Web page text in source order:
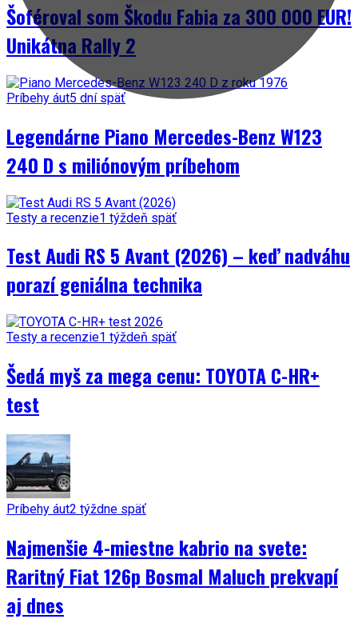
Šoféroval som Škodu Fabia za 300 000 EUR!
Unikátna Rally 2
Príbehy áut5 dní späť
Legendárne Piano Mercedes-Benz W123
240 D s miliónovým príbehom
Testy a recenzie1 týždeň späť
Test Audi RS 5 Avant (2026) – keď nadváhu
porazí geniálna technika
Testy a recenzie1 týždeň späť
Šedá myš za mega cenu: TOYOTA C-HR+
test
Príbehy áut2 týždne späť
Najmenšie 4-miestne kabrio na svete:
Raritný Fiat 126p Bosmal Maluch prekvapí
aj dnes